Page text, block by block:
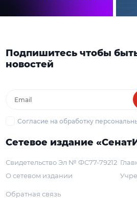
Подпишитесь чтобы
новостей
Согласие на обработку
Сетевое издание
Свидетельство Эл № ФС77-79212
О сетевом издании
Обратная связь